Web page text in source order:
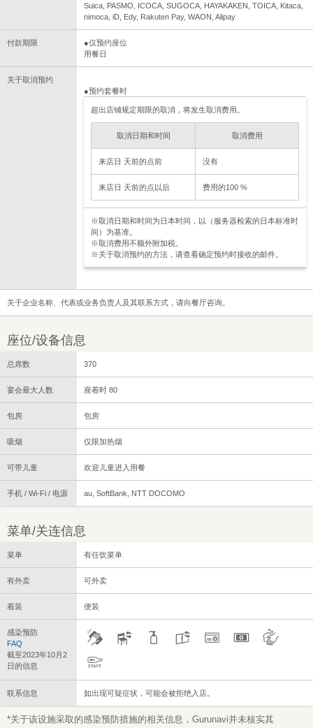
Suica, PASMO, ICOCA, SUGOCA, HAYAKAKEN, TOICA, Kitaca,
nimoca, iD, Edy, Rakuten Pay, WAON, Alipay
付款期限
●仅预约座位
用餐日
关于取消预约
●预约套餐时
超出店铺规定期限的取消，将发生取消费用。
取消日期和时间 取消费用
来店日 天前的点前 没有
来店日 天前的点以后 费用的100 %
※取消日期和时间为日本时间，以（服务器检索的日本标准时
间）为基准。
※取消费用不额外附加税。
※关于取消预约的方法，请查看确定预约时接收的邮件。
关于企业名称、代表或业务负责人及其联系方式，请向餐厅咨询。
座位/设备信息
总席数 370
宴会最大人数 座着时 80
包房 包房
吸烟 仅限加热烟
可带儿童 欢迎儿童进入用餐
手机 / Wi-Fi / 电源 au, SoftBank, NTT DOCOMO
菜单/关连信息
菜单 有任饮菜单
有外卖 可外卖
着装 便装
感染预防
FAQ
截至2023年10月2
日的信息
联系信息 如出现可疑症状，可能会被拒绝入店。
*关于该设施采取的感染预防措施的相关信息，Gurunavi并未核实其